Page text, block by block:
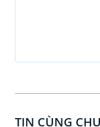
TIN CÙNG